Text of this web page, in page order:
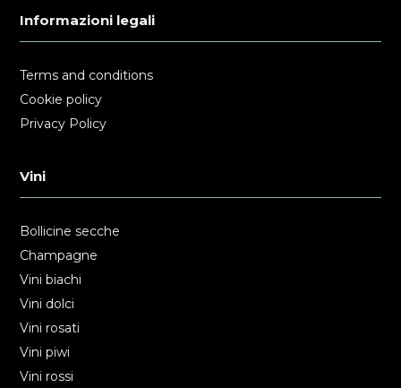
Informazioni legali
Terms and conditions
Cookie policy
Privacy Policy
Vini
Bollicine secche
Champagne
Vini biachi
Vini dolci
Vini rosati
Vini piwi
Vini rossi